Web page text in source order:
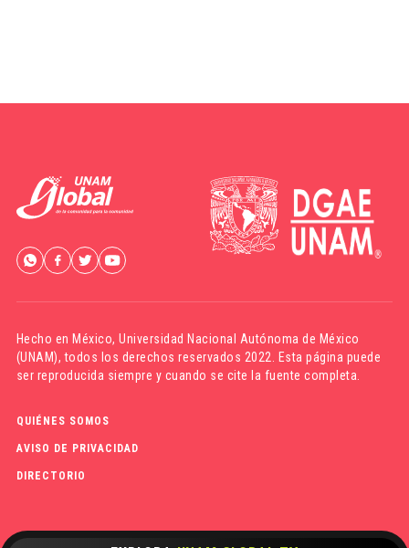
Hecho en México,Universidad Nacional Autónoma de México
(UNAM), todos los derechos reservados 2022. Esta página puede
ser reproducida siempre y cuando se cite la fuente completa.
QUIÉNES SOMOS
AVISO DE PRIVACIDAD
DIRECTORIO